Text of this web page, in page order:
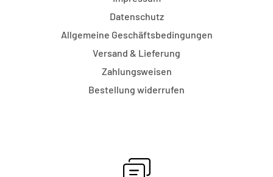
Datenschutz
Allgemeine Geschäftsbedingungen
Versand & Lieferung
Zahlungsweisen
Bestellung widerrufen